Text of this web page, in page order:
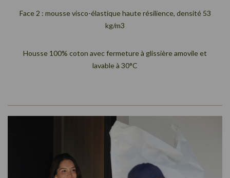
Face 2 : mousse visco-élastique haute résilience, densité 53
kg/m3
Housse 100% coton avec fermeture à glissière amovile et
lavable à 30°C